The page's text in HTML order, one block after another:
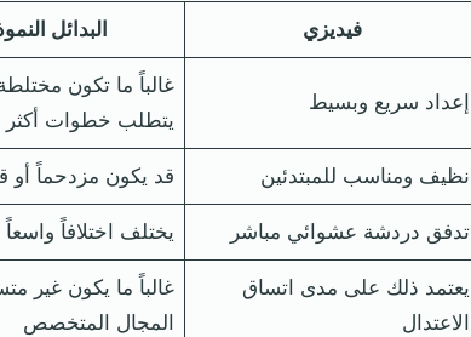
فيديزي البدائل
إعداد سريع وبسيط
غالباً ما تكون
يتطلب خطوات أكثر
نظيف ومناسب للمبتدئين قد يكون مزدحماً أو
تدفق دردشة عشوائي مباشر يختلف اختلافاً واسعاً
يعتمد ذلك على مدى اتساق
الاعتدال
غالباً ما يكون غير
المجال المتخصص